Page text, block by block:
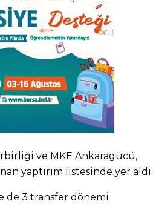
ve MKE Ankaragücü,
yaptırım listesinde yer aldı.
de 3 transfer dönemi